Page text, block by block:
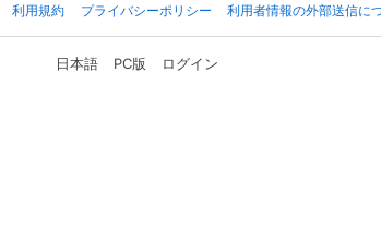
利用規約 プライバシーポリシー 利用者情報の外部送信に
日本語 PC版 ログイン